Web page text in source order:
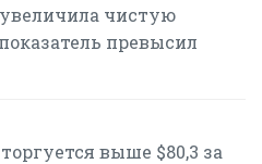
чистую
превысил
выше $80,3 за